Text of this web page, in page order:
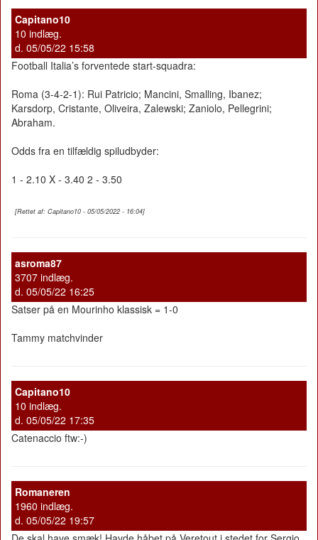
Capitano10
10 indlæg.
d. 05/05/22 15:58
Football Italia’s forventede start-squadra:
Roma (3-4-2-1): Rui Patricio; Mancini, Smalling, Ibanez;
Karsdorp, Cristante, Oliveira, Zalewski; Zaniolo, Pellegrini;
Abraham.
Odds fra en tilfældig spiludbyder:
1 - 2.10 X - 3.40 2 - 3.50
[Rettet af: Capitano10 - 05/05/2022 - 16:04]
asroma87
3707 indlæg.
d. 05/05/22 16:25
Satser på en Mourinho klassisk = 1-0
Tammy matchvinder
Capitano10
10 indlæg.
d. 05/05/22 17:35
Catenaccio ftw:-)
Romaneren
1960 indlæg.
d. 05/05/22 19:57